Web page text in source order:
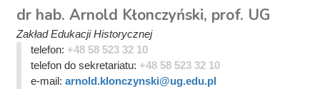
dr hab. Arnold Kłonczyński, prof. UG
Zakład Edukacji Historycznej
telefon: +48 58 523 32 10
telefon do sekretariatu: +48 58 523 32 10
e-mail: arnold.klonczynski@ug.edu.pl